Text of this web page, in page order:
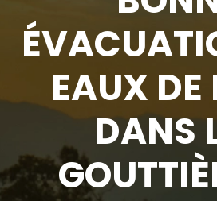
EAUX DE
DANS